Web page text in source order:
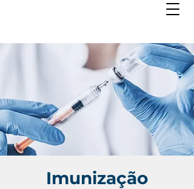
Imunização